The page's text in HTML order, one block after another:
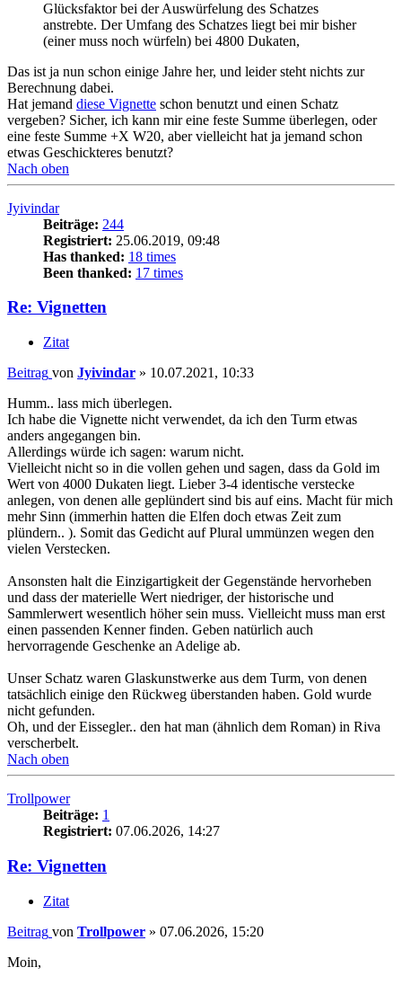
Glücksfaktor bei der Auswürfelung des Schatzes
anstrebte. Der Umfang des Schatzes liegt bei mir bisher
(einer muss noch würfeln) bei 4800 Dukaten,
Das ist ja nun schon einige Jahre her, und leider steht nichts zur
Berechnung dabei.
Hat jemand diese Vignette schon benutzt und einen Schatz
vergeben? Sicher, ich kann mir eine feste Summe überlegen, oder
eine feste Summe +X W20, aber vielleicht hat ja jemand schon
etwas Geschickteres benutzt?
Nach oben
Jyivindar
Beiträge: 244
Registriert: 25.06.2019, 09:48
Has thanked: 18 times
Been thanked: 17 times
Re: Vignetten
Zitat
Beitrag von Jyivindar » 10.07.2021, 10:33
Humm.. lass mich überlegen.
Ich habe die Vignette nicht verwendet, da ich den Turm etwas
anders angegangen bin.
Allerdings würde ich sagen: warum nicht.
Vielleicht nicht so in die vollen gehen und sagen, dass da Gold im
Wert von 4000 Dukaten liegt. Lieber 3-4 identische verstecke
anlegen, von denen alle geplündert sind bis auf eins. Macht für mich
mehr Sinn (immerhin hatten die Elfen doch etwas Zeit zum
plündern.. ). Somit das Gedicht auf Plural ummünzen wegen den
vielen Verstecken.
Ansonsten halt die Einzigartigkeit der Gegenstände hervorheben
und dass der materielle Wert niedriger, der historische und
Sammlerwert wesentlich höher sein muss. Vielleicht muss man erst
einen passenden Kenner finden. Geben natürlich auch
hervorragende Geschenke an Adelige ab.
Unser Schatz waren Glaskunstwerke aus dem Turm, von denen
tatsächlich einige den Rückweg überstanden haben. Gold wurde
nicht gefunden.
Oh, und der Eissegler.. den hat man (ähnlich dem Roman) in Riva
verscherbelt.
Nach oben
Trollpower
Beiträge: 1
Registriert: 07.06.2026, 14:27
Re: Vignetten
Zitat
Beitrag von Trollpower » 07.06.2026, 15:20
Moin,